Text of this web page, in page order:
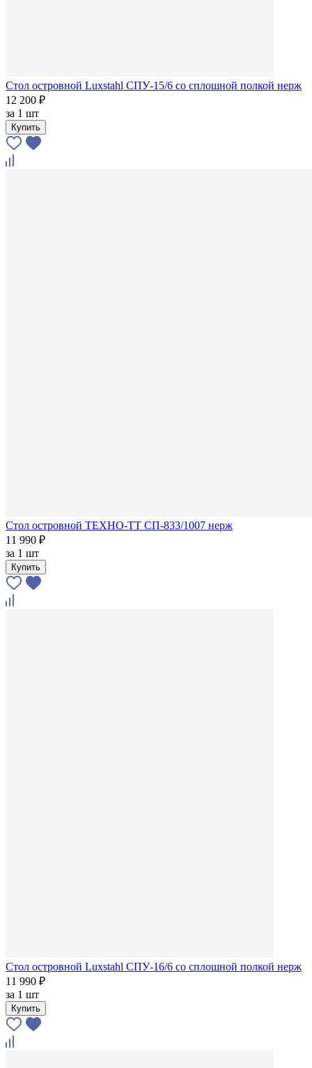
Стол островной Luxstahl СПУ-15/6 со сплошной полкой нерж
12 200 ₽
за 1 шт
Купить
Стол островной ТЕХНО-ТТ СП-833/1007 нерж
11 990 ₽
за 1 шт
Купить
Стол островной Luxstahl СПУ-16/6 со сплошной полкой нерж
11 990 ₽
за 1 шт
Купить